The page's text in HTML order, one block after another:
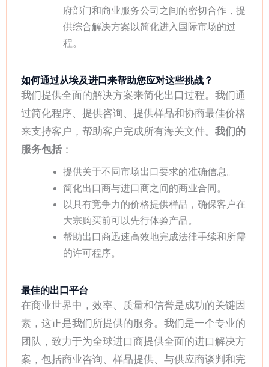
府部门和商业服务公司之间的密切合作，提
供综合解决方案以简化进入国际市场的过
程。
如何通过从埃及进口来帮助您应对这些挑战？
我们提供全面的解决方案来简化出口过程。我们通
过简化程序、提供咨询、提供样品和协商最佳价格
来支持客户，帮助客户完成所有海关文件。 我们的
服务包括 ：
提供关于不同市场出口要求的准确信息。
简化出口商与进口商之间的商业合同。
以具有竞争力的价格提供样品，确保客户在
大宗购买前可以先行体验产品。
帮助出口商迅速高效地完成法律手续和所需
的许可程序。
最佳的出口平台
在商业世界中，效率、质量和信誉是成功的关键因
素，这正是我们所提供的服务。我们是一个专业的
团队，致力于为全球进口商提供全面的进口解决方
案，包括商业咨询、样品提供、与供应商谈判和完